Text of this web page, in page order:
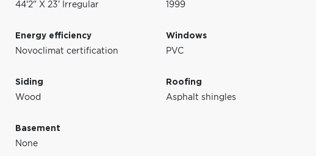
44'2" X 23' Irregular
1999
Energy efficiency
Novoclimat certification
Windows
PVC
Siding
Wood
Roofing
Asphalt shingles
Basement
None